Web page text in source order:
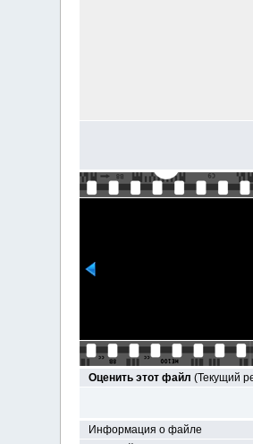
Оценить этот файл (Текущий
Информация о файле